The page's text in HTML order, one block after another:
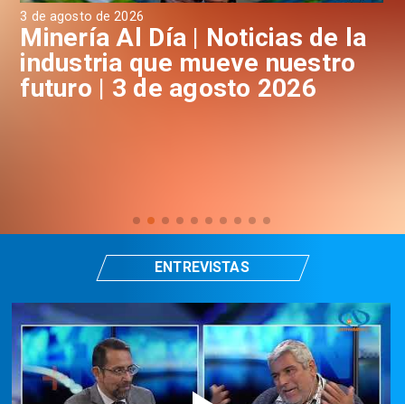
3 de agosto de 2026
Minería Al Día | Noticias de la
industria que mueve nuestro
futuro | 3 de agosto 2026
ENTREVISTAS